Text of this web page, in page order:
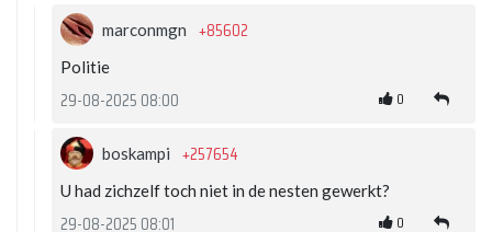
marconmgn +85602
Politie
29-08-2025 08:00 0
boskampi +257654
U had zichzelf toch niet in de nesten gewerkt?
29-08-2025 08:01 0